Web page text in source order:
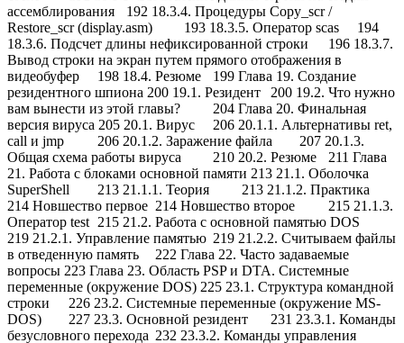
ассемблирования
192 18.3.4. Процедуры Copy_scr /
Restore_scr (display.asm)
193 18.3.5. Оператор scas
194
18.3.6. Подсчет длины нефиксированной строки
196 18.3.7.
Вывод строки на экран путем прямого отображения в
видеобуфер
198 18.4. Резюме
199 Глава 19. Создание
резидентного шпиона 200 19.1. Резидент
200 19.2. Что нужно
вам вынести из этой главы?
204 Глава 20. Финальная
версия вируса 205 20.1. Вирус
206 20.1.1. Альтернативы ret,
call и jmp
206 20.1.2. Заражение файла
207 20.1.3.
Общая схема работы вируса
210 20.2. Резюме
211 Глава
21. Работа с блоками основной памяти 213 21.1. Оболочка
SuperShell
213 21.1.1. Теория
213 21.1.2. Практика
214 Новшество первое 214 Новшество второе
215 21.1.3.
Оператор test 215 21.2. Работа с основной памятью DOS
219 21.2.1. Управление памятью 219 21.2.2. Считываем файлы
в отведенную память
222 Глава 22. Часто задаваемые
вопросы 223 Глава 23. Область PSP и DTA. Системные
переменные (окружение DOS) 225 23.1. Структура командной
строки
226 23.2. Системные переменные (окружение MS-
DOS)
227 23.3. Основной резидент
231 23.3.1. Команды
безусловного перехода 232 23.3.2. Команды управления